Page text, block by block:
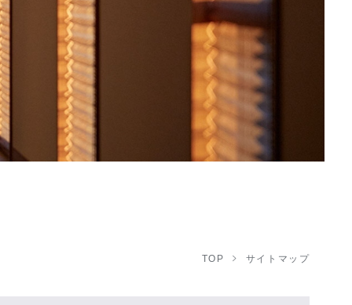
TOP サイトマップ